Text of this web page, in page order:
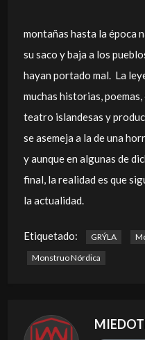
montañas hasta la época
su saco y baja a los
hayan portado mal. La
muchas historias,
teatro islandesas y
se asemeja a la de una
y aunque en algunas de
final, la realidad es que
la actualidad.
Etiquetado: GRÝLA
Monstruo Nórdica